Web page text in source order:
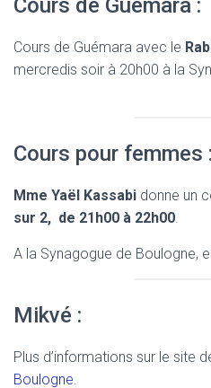
Cours de Guémara :
Cours de Guémara avec le
mercredis soir à 20h00 à la
Cours pour femmes :
Mme Yaël Kassabi donne un
sur 2, de 21h00 à 22h00.
A la Synagogue de Boulogne,
Mikvé :
Plus d’informations sur le site
Boulogne.